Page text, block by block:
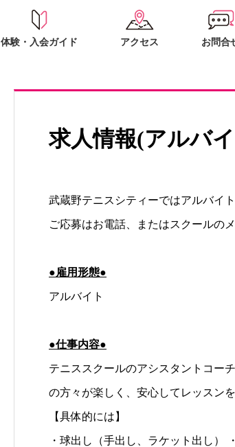
体験・入会ガイド アクセス お問合
求人情報(アルバ
武蔵野テニスシティーではアルバイ
ご応募はお電話、またはスクールの
●雇用形態●
アルバイト
●仕事内容●
テニススクールのアシスタントコー
の方々が楽しく、安心してレッスン
【具体的には】
・球出し（手出し、ラケット出し）